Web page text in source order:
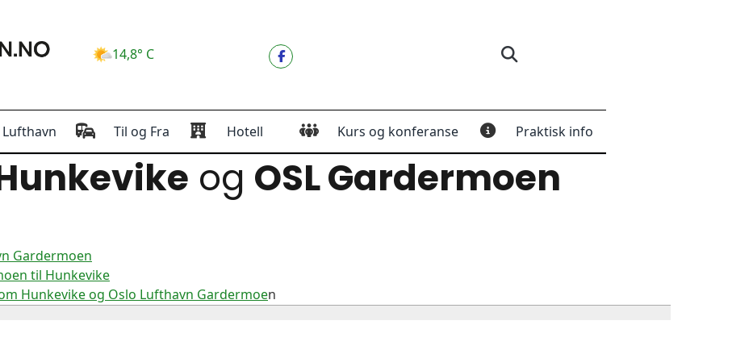
14,8° C
Til og Fra Hotell Kurs og konferanse Praktisk info
og OSL Gardermoen
Gardermoen
til Hunkevike
Hunkevike og Oslo Lufthavn Gardermoen